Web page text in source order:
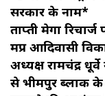
सरकार के नाम*
ताप्ती मेगा
मप्र आदिवासी
अध्यक्ष रामचंद्र
से भीमपुर ब्लाक के